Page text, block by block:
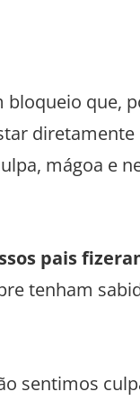
bloqueio que,
diretamente
mágoa e
pais
tenham
sentimos